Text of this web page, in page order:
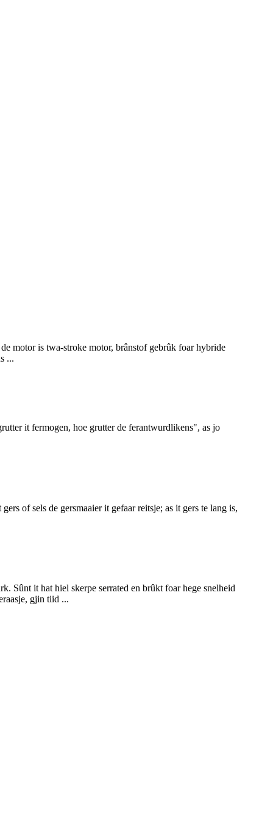
motor is twa-stroke motor, brânstof gebrûk foar hybride
...
it fermogen, hoe grutter de ferantwurdlikens", as jo
of sels de gersmaaier it gefaar reitsje; as it gers te lang is,
Sûnt it hat hiel skerpe serrated en brûkt foar hege snelheid
gjin tiid ...